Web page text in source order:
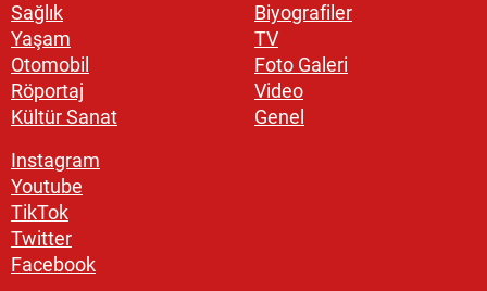
Sağlık
Yaşam
Otomobil
Röportaj
Kültür Sanat
Biyografiler
TV
Foto Galeri
Video
Genel
Instagram
Youtube
TikTok
Twitter
Facebook